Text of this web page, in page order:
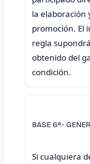
la elaboración
promoción. El
regla
obtenido del
BASE 6ª.-
Si cualquiera